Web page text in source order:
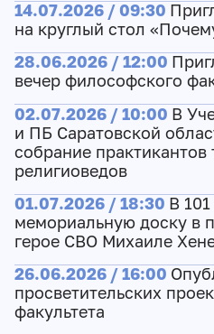
14.07.2026 / 09:30
на круглый стол
28.06.2026 / 12:00
вечер философского
02.07.2026 / 10:00 В
и ПБ Саратовской
собрание практикантов
религиоведов
01.07.2026 / 18:30 В
мемориальную доску в
герое СВО Михаиле
26.06.2026 / 16:00
просветительских
факультета